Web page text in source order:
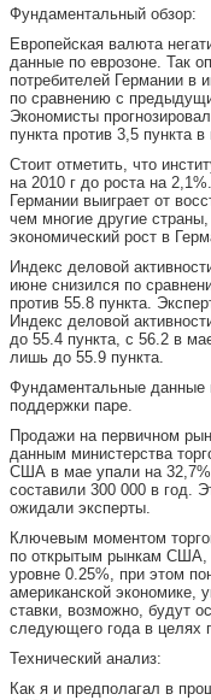
Фундаментальный обзор:
Европейская валюта
данные по еврозоне. Так
потребителей Германии в
по сравнению с
Экономисты
пункта против 3,5 пункта
Стоит отметить, что
на 2010 г до роста на
Германии выиграет от
чем многие другие
экономический рост в
Индекс деловой
июне снизился по
против 55.8 пункта.
Индекс деловой
до 55.4 пункта, с 56.2 в
лишь до 55.9 пункта.
Фундаментальные данные
поддержки паре.
Продажи на первичном
данным министерства
США в мае упали на
составили 300 000 в год.
ожидали эксперты.
Ключевым моментом
по открытым рынкам США,
уровне 0.25%, при этом
американской экономике,
ставки, возможно, будут
следующего года в целях
Технический анализ:
Как я и предполагал в